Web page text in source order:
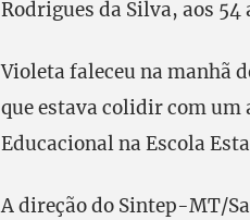
Rodrigues da Silva, aos
Violeta faleceu na manhã
que estava colidir com
Educacional na Escola
A direção do Sintep-MT/